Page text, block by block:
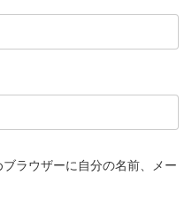
ラウザーに自分の名前、メー